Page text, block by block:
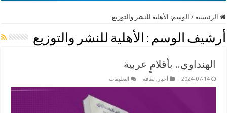
الرئيسية / الوسم: الأهلية للنشر والتوزيع
أرشيف الوسم : الأهلية للنشر والتوزيع
الهنداوي.. بأقلامٍ عربية
2024-07-14 أخبار ,ثقافة التعليقات
عربية
مغلقة